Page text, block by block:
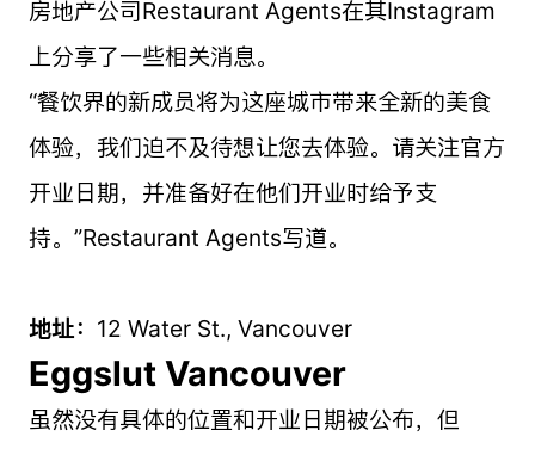
房地产公司Restaurant Agents在其Instagram
上分享了一些相关消息。
“餐饮界的新成员将为这座城市带来全新的美食
体验，我们迫不及待想让您去体验。请关注官方
开业日期，并准备好在他们开业时给予支
持。”Restaurant Agents写道。
地址： 12 Water St., Vancouver
Eggslut Vancouver
虽然没有具体的位置和开业日期被公布，但